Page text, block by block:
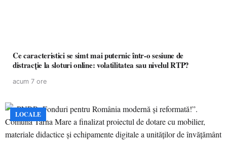
Ce caracteristici se simt mai puternic într-o sesiune de
distracție la sloturi online: volatilitatea sau nivelul RTP?
acum 7 ore
LOCALE